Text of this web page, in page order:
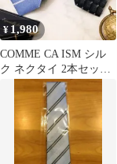
¥ 1,980
COMME CA ISM シル
ク ネクタイ 2本セット
コムサイズム